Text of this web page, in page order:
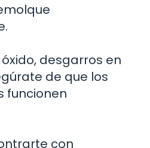
desgarros en
de que los
funcionen
con